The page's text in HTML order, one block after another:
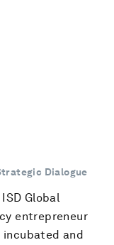
Dialogue
Global
entrepreneur
incubated and